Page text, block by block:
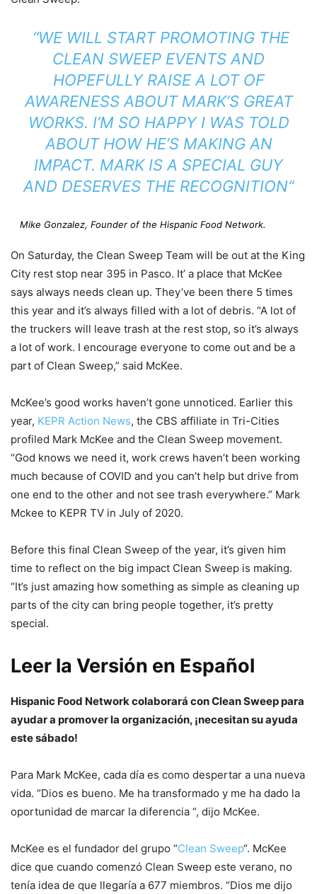
“WE WILL START PROMOTING THE
CLEAN SWEEP EVENTS AND
HOPEFULLY RAISE A LOT OF
AWARENESS ABOUT MARK’S GREAT
WORKS. I’M SO HAPPY I WAS TOLD
ABOUT HOW HE’S MAKING AN
IMPACT. MARK IS A SPECIAL GUY
AND DESERVES THE RECOGNITION“
Mike Gonzalez, Founder of the Hispanic Food Network.
On Saturday, the Clean Sweep Team will be out at the King
City rest stop near 395 in Pasco. It’ a place that McKee
says always needs clean up. They’ve been there 5 times
this year and it’s always filled with a lot of debris. “A lot of
the truckers will leave trash at the rest stop, so it’s always
a lot of work. I encourage everyone to come out and be a
part of Clean Sweep,” said McKee.
McKee’s good works haven’t gone unnoticed. Earlier this
year, KEPR Action News, the CBS affiliate in Tri-Cities
profiled Mark McKee and the Clean Sweep movement.
“God knows we need it, work crews haven’t been working
much because of COVID and you can’t help but drive from
one end to the other and not see trash everywhere.” Mark
Mckee to KEPR TV in July of 2020.
Before this final Clean Sweep of the year, it’s given him
time to reflect on the big impact Clean Sweep is making.
“It’s just amazing how something as simple as cleaning up
parts of the city can bring people together, it’s pretty
special.
Leer la Versión en Español
Hispanic Food Network colaborará con Clean Sweep para
ayudar a promover la organización, ¡necesitan su ayuda
este sábado!
Para Mark McKee, cada día es como despertar a una nueva
vida. “Dios es bueno. Me ha transformado y me ha dado la
oportunidad de marcar la diferencia “, dijo McKee.
McKee es el fundador del grupo “Clean Sweep“. McKee
dice que cuando comenzó Clean Sweep este verano, no
tenía idea de que llegaría a 677 miembros. “Dios me dijo